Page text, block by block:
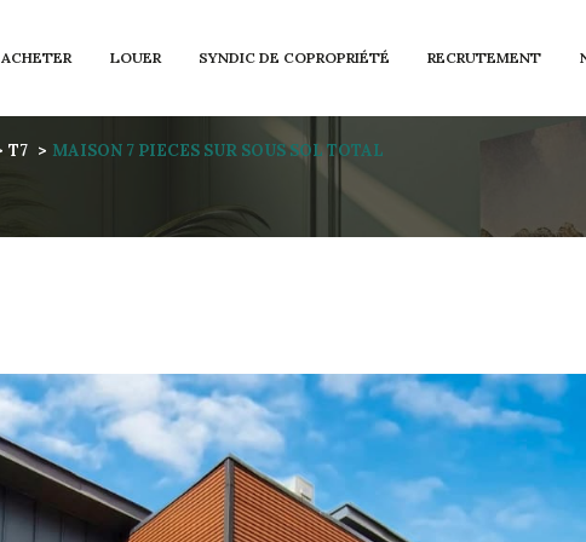
ACHETER LOUER SYNDIC DE COPROPRIÉTÉ RECRUTEMENT
Voir les1annonces
T7 MAISON 7 PIECES SUR SOUS SOL TOTAL